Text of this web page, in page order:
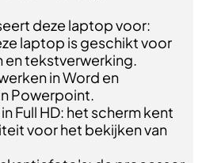
deze laptop voor:
laptop is geschikt voor
tekstverwerking.
in Word en
Powerpoint.
Full HD: het scherm kent
voor het bekijken van